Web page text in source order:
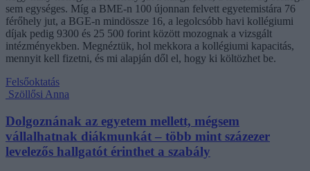
sem egységes. Míg a BME-n 100 újonnan felvett egyetemistára 76
férőhely jut, a BGE-n mindössze 16, a legolcsóbb havi kollégiumi
díjak pedig 9300 és 25 500 forint között mozognak a vizsgált
intézményekben. Megnéztük, hol mekkora a kollégiumi kapacitás,
mennyit kell fizetni, és mi alapján dől el, hogy ki költözhet be.
Felsőoktatás
Szöllősi Anna
Dolgoznának az egyetem mellett, mégsem
vállalhatnak diákmunkát – több mint százezer
levelezős hallgatót érinthet a szabály